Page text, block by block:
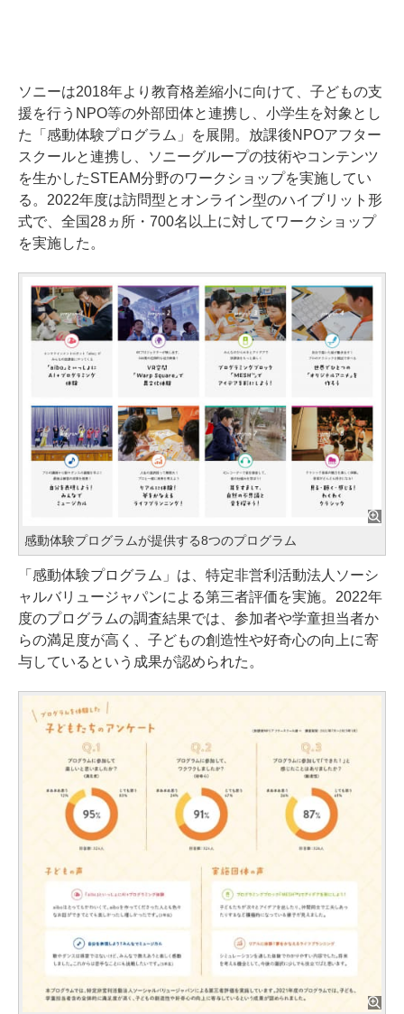
ソニーは2018年より教育格差縮小に向けて、子どもの支
援を行うNPO等の外部団体と連携し、小学生を対象とし
た「感動体験プログラム」を展開。放課後NPOアフター
スクールと連携し、ソニーグループの技術やコンテンツ
を生かしたSTEAM分野のワークショップを実施してい
る。2022年度は訪問型とオンライン型のハイブリット形
式で、全国28ヵ所・700名以上に対してワークショップ
を実施した。
感動体験プログラムが提供する8つのプログラム
「感動体験プログラム」は、特定非営利活動法人ソーシ
ャルバリュージャパンによる第三者評価を実施。2022年
度のプログラムの調査結果では、参加者や学童担当者か
らの満足度が高く、子どもの創造性や好奇心の向上に寄
与しているという成果が認められた。